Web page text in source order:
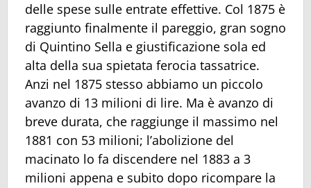
delle spese sulle entrate effettive. Col 1875 è
raggiunto finalmente il pareggio, gran sogno
di Quintino Sella e giustificazione sola ed
alta della sua spietata ferocia tassatrice.
Anzi nel 1875 stesso abbiamo un piccolo
avanzo di 13 milioni di lire. Ma è avanzo di
breve durata, che raggiunge il massimo nel
1881 con 53 milioni; l’abolizione del
macinato lo fa discendere nel 1883 a 3
milioni appena e subito dopo ricompare la